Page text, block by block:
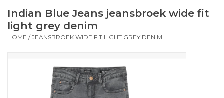
Schoenen
Indian Blue Jeans jeansbroek wide fit
light grey denim
HOME /JEANSBROEK WIDE FIT LIGHT GREY DENIM